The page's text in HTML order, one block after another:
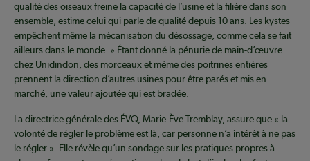
qualité des oiseaux freine la capacité de l’usine et la filière dans son
ensemble, estime celui qui parle de qualité depuis 10 ans. Les kystes
empêchent même la mécanisation du désossage, comme cela se fait
ailleurs dans le monde. » Étant donné la pénurie de main-d’œuvre
chez Unidindon, des morceaux et même des poitrines entières
prennent la direction d’autres usines pour être parés et mis en
marché, une valeur ajoutée qui est bradée.
La directrice générale des ÉVQ, Marie-Ève Tremblay, assure que « la
volonté de régler le problème est là, car personne n’a intérêt à ne pas
le régler ». Elle révèle qu’un sondage sur les pratiques propres à